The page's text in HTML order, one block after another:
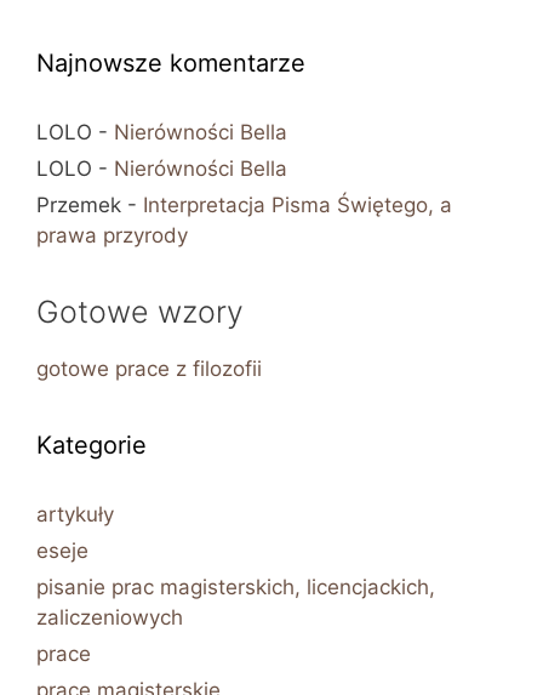
Najnowsze komentarze
LOLO - Nierówności Bella
LOLO - Nierówności Bella
Przemek - Interpretacja Pisma Świętego, a
prawa przyrody
Gotowe wzory
gotowe prace z filozofii
Kategorie
artykuły
eseje
pisanie prac magisterskich, licencjackich,
zaliczeniowych
prace
prace magisterskie